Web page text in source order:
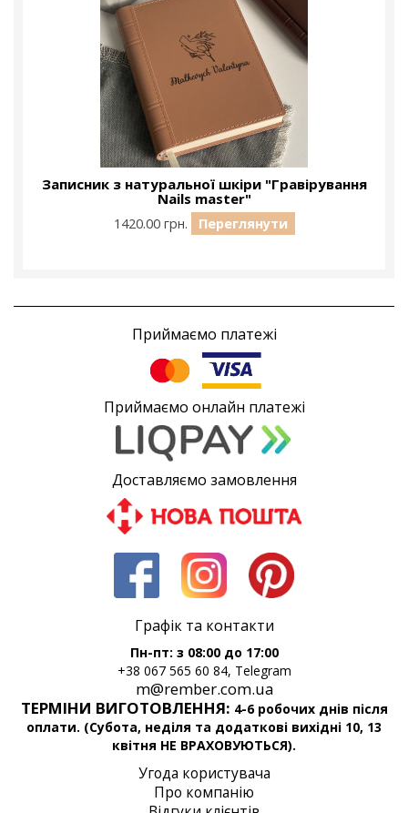
Записник з натуральної шкіри "Гравірування
Nails master"
1420.00 грн. Переглянути
Приймаємо платежі
Приймаємо онлайн платежі
Доставляємо замовлення
Графік та контакти
Пн-пт: з 08:00 до 17:00
+38 067 565 60 84, Telegram
m@rember.com.ua
ТЕРМІНИ ВИГОТОВЛЕННЯ: 4-6 робочих днів після
оплати. (Субота, неділя та додаткові вихідні 10, 13
квітня НЕ ВРАХОВУЮТЬСЯ).
Угода користувача
Про компанію